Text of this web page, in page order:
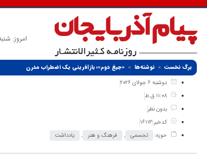
امروز: شنبه 8 آگوست
برگ نخست نوشته‌ها
«جیغ دوم»؛ بازآفرینی یک اضطراب مدرن
دوشنبه 6 جولای 2026
11:08 ق.ظ
بدون نظر
کدخبر:16113
حوزه:
تجسمی , فرهنگ و هنر , یادداشت